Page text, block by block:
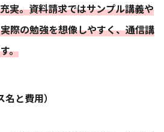
実。資料請求ではサンプル講義や
際の勉強を想像しやすく、通信講
。
と費用）